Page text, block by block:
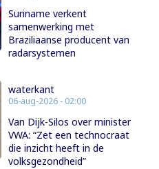
Suriname verkent
samenwerking met
Braziliaanse producent van
radarsystemen
waterkant
06-aug-2026 - 02:00
Van Dijk-Silos over minister
VWA: “Zet een technocraat
die inzicht heeft in de
volksgezondheid”